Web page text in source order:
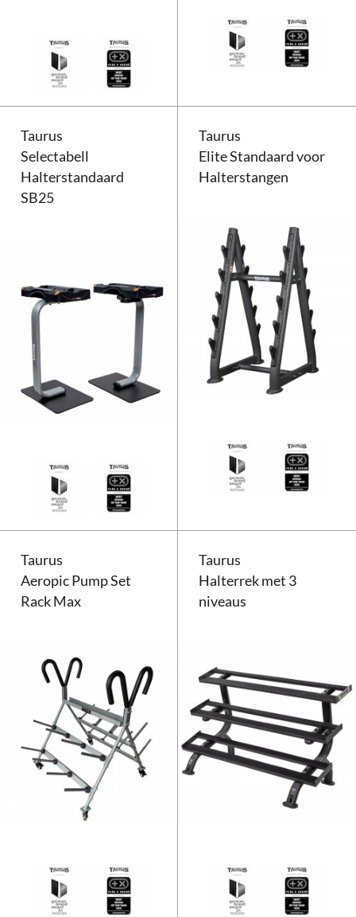
Taurus Aerobic Pump Set Rack
Taurus
Selectabell
Halterstandaard
SB25
Taurus Selectabell
Taurus
Elite Standaard voor
Halterstangen
Taurus
Aeropic Pump Set
Rack Max
Taurus
Halterrek met 3
niveaus